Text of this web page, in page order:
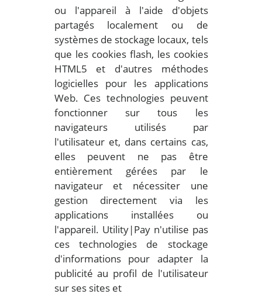
ou l'appareil à l'aide d'objets
partagés localement ou de
systèmes de stockage locaux, tels
que les cookies flash, les cookies
HTML5 et d'autres méthodes
logicielles pour les applications
Web. Ces technologies peuvent
fonctionner sur tous les
navigateurs utilisés par
l'utilisateur et, dans certains cas,
elles peuvent ne pas être
entièrement gérées par le
navigateur et nécessiter une
gestion directement via les
applications installées ou
l'appareil. Utility|Pay n'utilise pas
ces technologies de stockage
d'informations pour adapter la
publicité au profil de l'utilisateur
sur ses sites et